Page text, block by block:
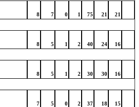
8 7 0 1 75 21 21
8 5 1 2 40 24 16
8 5 1 2 30 30 16
7 5 0 2 37 18 15